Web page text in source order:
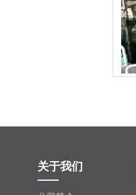
关于我们